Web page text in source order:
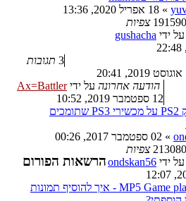
» 18 אפריל 2020, 13:36
191590 צפיות
על ידי gushacha
3 תגובות
הודעה אחרונה על ידיAx=Battler
12 ספטמבר 2019, 10:52
לשחק כל משחק PS2 על מכשירי PS3 שתומכים
» 02 ספטמבר 2017, 00:26
213080 צפיות
על ידי ondskan56
מכשיר סיני MP5 Game player - איך להוסיף תמונות
הרשאות הפורום